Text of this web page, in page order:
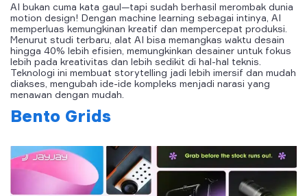
AI bukan cuma kata gaul—tapi sudah berhasil merombak dunia
motion design! Dengan machine learning sebagai intinya, AI
memperluas kemungkinan kreatif dan mempercepat produksi.
Menurut studi terbaru, alat AI bisa memangkas waktu desain
hingga 40% lebih efisien, memungkinkan desainer untuk fokus
lebih pada kreativitas dan lebih sedikit di hal-hal teknis.
Teknologi ini membuat storytelling jadi lebih imersif dan mudah
diakses, mengubah ide-ide kompleks menjadi narasi yang
menawan dengan mudah.
Bento Grids